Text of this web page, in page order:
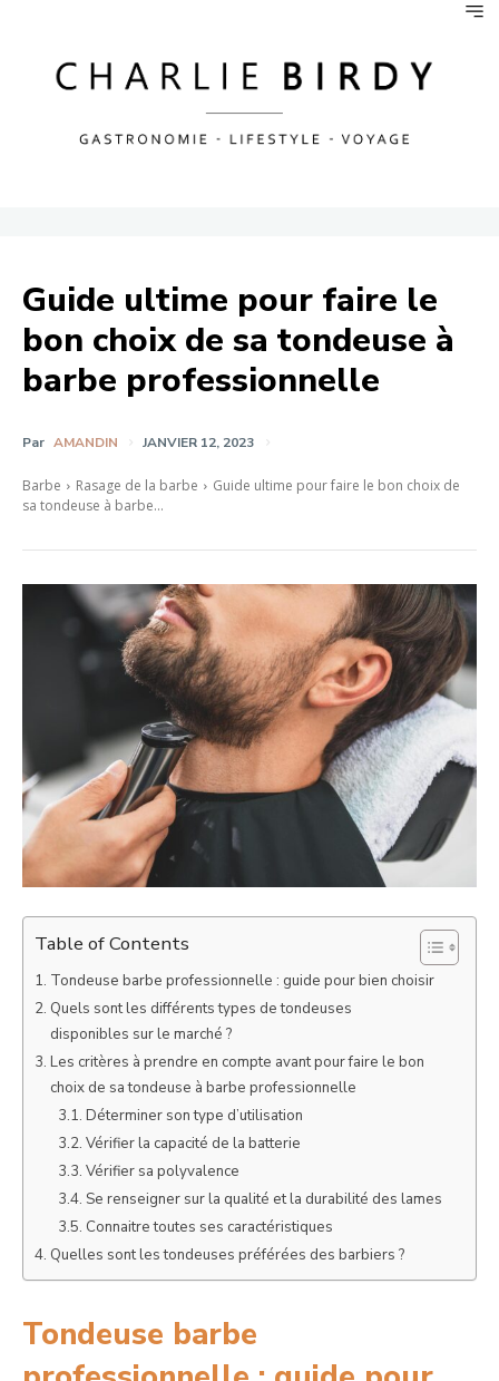
Guide ultime pour faire le
bon choix de sa tondeuse à
barbe professionnelle
Par AMANDIN JANVIER 12, 2023
Barbe Rasage de la barbe
Guide ultime pour faire le bon choix de
sa tondeuse à barbe...
Table of Contents
Tondeuse barbe professionnelle : guide pour bien choisir
Quels sont les différents types de tondeuses
disponibles sur le marché ?
Les critères à prendre en compte avant pour faire le bon
choix de sa tondeuse à barbe professionnelle
Déterminer son type d’utilisation
Vérifier la capacité de la batterie
Vérifier sa polyvalence
Se renseigner sur la qualité et la durabilité des lames
Connaitre toutes ses caractéristiques
Quelles sont les tondeuses préférées des barbiers ?
Tondeuse barbe